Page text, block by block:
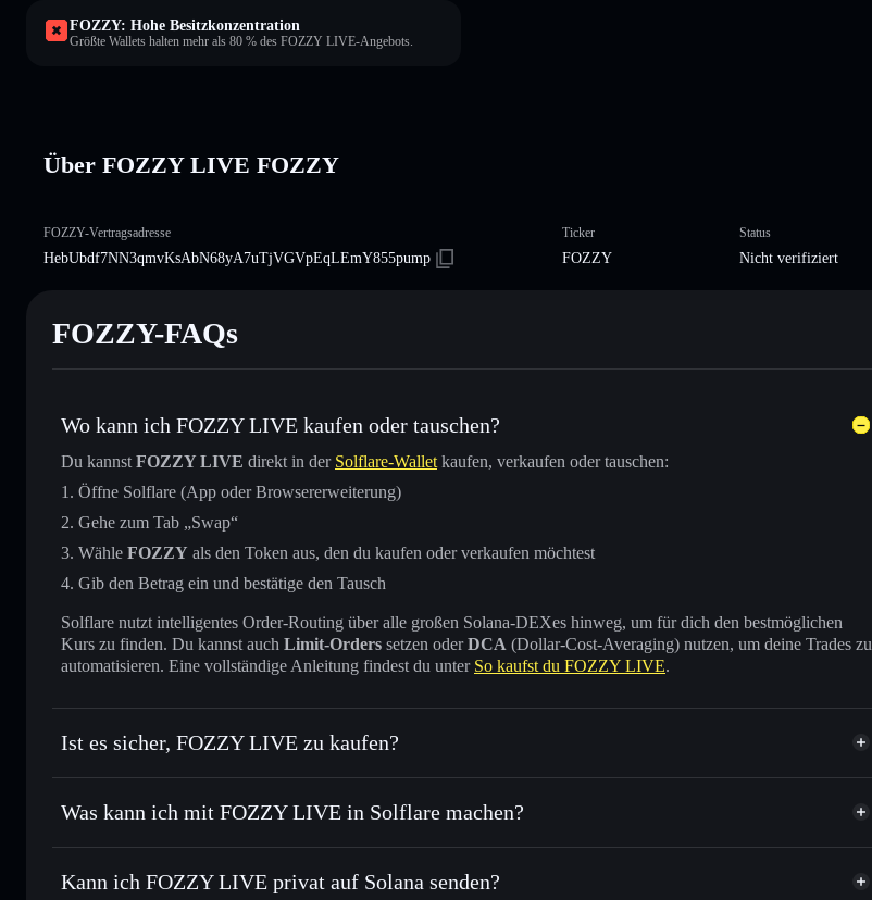
FOZZY: Hohe Besitzkonzentration
Größte Wallets halten mehr als 80 % des FOZZY LIVE-Angebots.
Über FOZZY LIVE FOZZY
FOZZY-Vertragsadresse
HebUbdf7NN3qmvKsAbN68yA7uTjVGVpEqLEmY855pump
Ticker
FOZZY
Status
Nicht verifiziert
FOZZY-FAQs
Wo kann ich FOZZY LIVE kaufen oder tauschen?
Du kannst FOZZY LIVE direkt in der Solflare-Wallet kaufen, verkaufen oder tauschen:
Öffne Solflare (App oder Browsererweiterung)
Gehe zum Tab „Swap“
Wähle FOZZY als den Token aus, den du kaufen oder verkaufen möchtest
Gib den Betrag ein und bestätige den Tausch
Solflare nutzt intelligentes Order-Routing über alle großen Solana-DEXes hinweg, um für dich den bestmöglichen
Kurs zu finden. Du kannst auch Limit-Orders setzen oderDCA (Dollar-Cost-Averaging) nutzen, um deine Trades zu
automatisieren. Eine vollständige Anleitung findest du unter So kaufst du FOZZY LIVE.
Ist es sicher, FOZZY LIVE zu kaufen?
FOZZY LIVE nicht verifiziert
Was kann ich mit FOZZY LIVE in Solflare machen?
FOZZY LIVE
Solflare-Wallet
Sofort tauschen– handle FOZZY gegen SOL, USDC oder Tausende anderer Solana-Tokens mit intelligentem
Kann ich FOZZY LIVE privat auf Solana senden?